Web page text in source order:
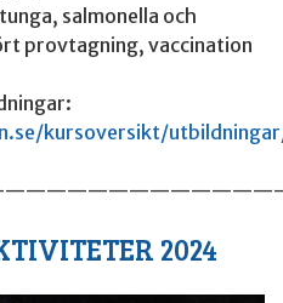
salmonella och
provtagning, vaccination
kursoversikt/
2024